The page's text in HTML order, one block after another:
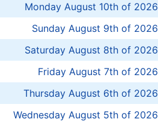
Monday August 10th of 2026
Sunday August 9th of 2026
Saturday August 8th of 2026
Friday August 7th of 2026
Thursday August 6th of 2026
Wednesday August 5th of 2026